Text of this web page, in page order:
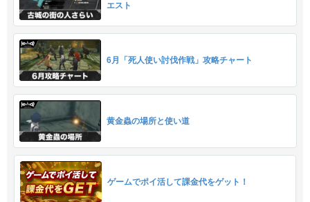
エスト
6月「死人使い討伐作戦」攻略チャート
黄金蟲の場所と使い道
ゲームでポイ活して課金代をゲット！